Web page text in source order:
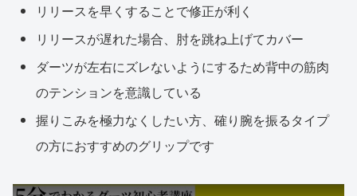
リリースを早くすることで修正が利く
リリースが遅れた場合、肘を跳ね上げてカバー
ダーツが左右にズレないようにするため背中の筋肉
のテンションを意識している
握りこみを極力なくしたい方、確り腕を振るタイプ
の方におすすめのグリップです